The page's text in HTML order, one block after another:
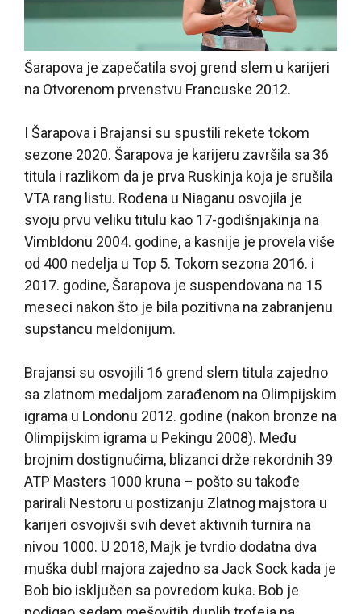
Šarapova je zapečatila svoj grend slem u karijeri
na Otvorenom prvenstvu Francuske 2012.
I Šarapova i Brajansi su spustili rekete tokom
sezone 2020. Šarapova je karijeru završila sa 36
titula i razlikom da je prva Ruskinja koja je srušila
VTA rang listu. Rođena u Niaganu osvojila je
svoju prvu veliku titulu kao 17-godišnjakinja na
Vimbldonu 2004. godine, a kasnije je provela više
od 400 nedelja u Top 5. Tokom sezona 2016. i
2017. godine, Šarapova je suspendovana na 15
meseci nakon što je bila pozitivna na zabranjenu
supstancu meldonijum.
Brajansi su osvojili 16 grend slem titula zajedno
sa zlatnom medaljom zarađenom na Olimpijskim
igrama u Londonu 2012. godine (nakon bronze na
Olimpijskim igrama u Pekingu 2008). Među
brojnim dostignućima, blizanci drže rekordnih 39
ATP Masters 1000 kruna – pošto su takođe
parirali Nestoru u postizanju Zlatnog majstora u
karijeri osvojivši svih devet aktivnih turnira na
nivou 1000. U 2018, Majk je tvrdio dodatna dva
muška dubl majora zajedno sa Jack Sock kada je
Bob bio isključen sa povredom kuka. Bob je